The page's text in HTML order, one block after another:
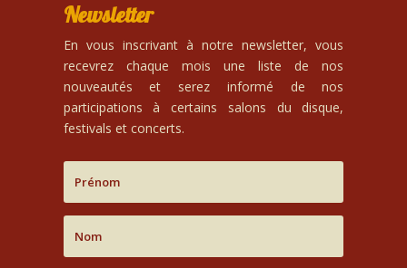
Newsletter
En vous inscrivant à notre newsletter, vous
recevrez chaque mois une liste de nos
nouveautés et serez informé de nos
participations à certains salons du disque,
festivals et concerts.